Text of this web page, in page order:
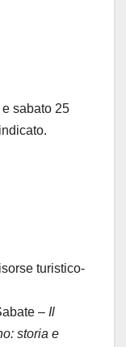
e sabato 25
turistico-
– Il
storia e